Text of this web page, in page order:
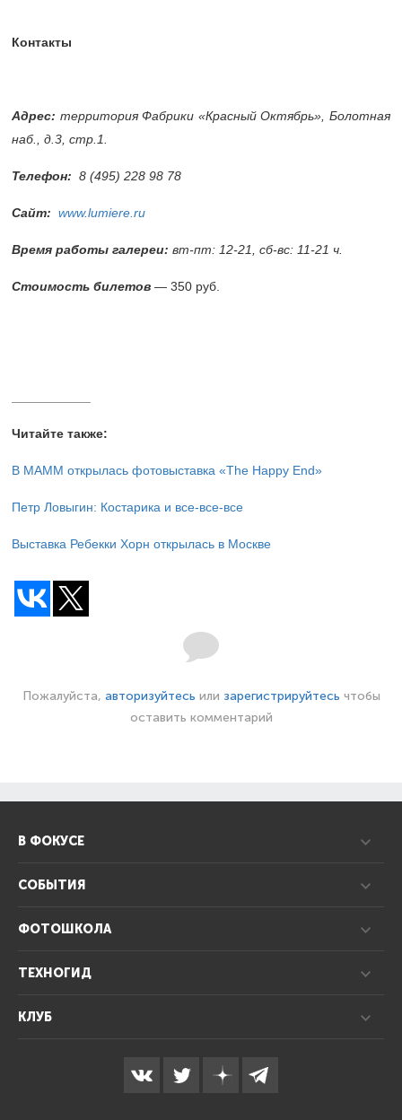
Контакты
Адрес: территория Фабрики «Красный Октябрь», Болотная
наб., д.3, стр.1.
Телефон: 8 (495) 228 98 78
Сайт: www.lumiere.ru
Время работы галереи: вт-пт: 12-21, сб-вс: 11-21 ч.
Стоимость билетов — 350 руб.
Читайте также:
В МАММ открылась фотовыставка «The Happy End»
Петр Ловыгин: Костарика и все-все-все
Выставка Ребекки Хорн открылась в Москве
Пожалуйста, авторизуйтесь или зарегистрируйтесь чтобы
оставить комментарий
В ФОКУСЕ
СОБЫТИЯ
ФОТОШКОЛА
ТЕХНОГИД
КЛУБ